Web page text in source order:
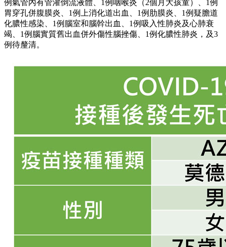
例氣管內有管灌倒流液體、1例咽喉炎（2個月大孩童）、1例
胃穿孔併腹膜炎、1例上消化道出血、1例肋膜炎、1例疑膽道
化膿性感染、1例腦室和腦幹出血、1例吸入性肺炎及心肺衰
竭、1例腦實質舊出血併外傷性腦挫傷、1例化膿性肺炎，及3
例待釐清。